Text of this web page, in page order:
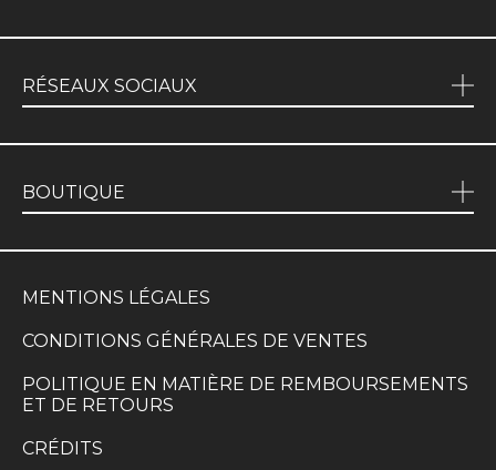
RÉSEAUX SOCIAUX
BOUTIQUE
MENTIONS LÉGALES
CONDITIONS GÉNÉRALES DE VENTES
POLITIQUE EN MATIÈRE DE REMBOURSEMENTS
ET DE RETOURS
CRÉDITS